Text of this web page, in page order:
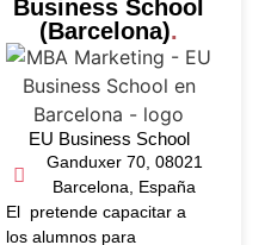
Business School
(Barcelona).
EU Business School
Ganduxer 70, 08021
Barcelona, España
El pretende capacitar a
los alumnos para